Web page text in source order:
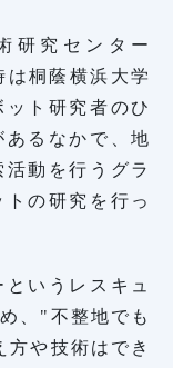
研究センター
は桐蔭横浜大学
ト研究者のひ
るなかで、地
活動を行うグラ
の研究を行っ
いうレスキュ
、"不整地でも
や技術はでき